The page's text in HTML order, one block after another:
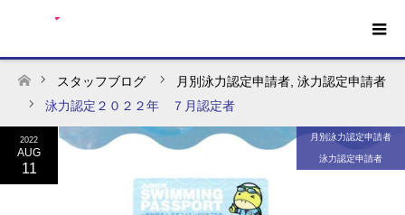
ホーム
スタッフブログ 月別泳力認定申請者 泳力認定申請者
泳力認定２０２２年 ７月認定者
2022
AUG
11
月別泳力認定申請者
泳力認定申請者